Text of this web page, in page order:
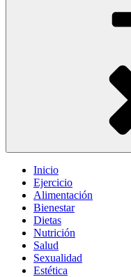
Inicio
Ejercicio
Alimentación
Bienestar
Dietas
Nutrición
Salud
Sexualidad
Estética